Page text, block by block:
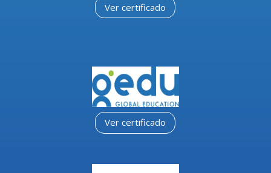
Ver certificado
Ver certificado